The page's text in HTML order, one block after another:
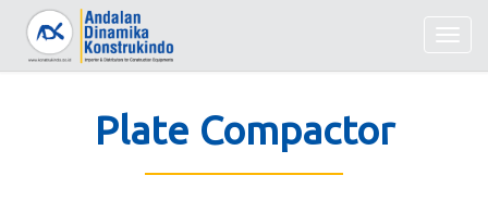
Plate Compactor